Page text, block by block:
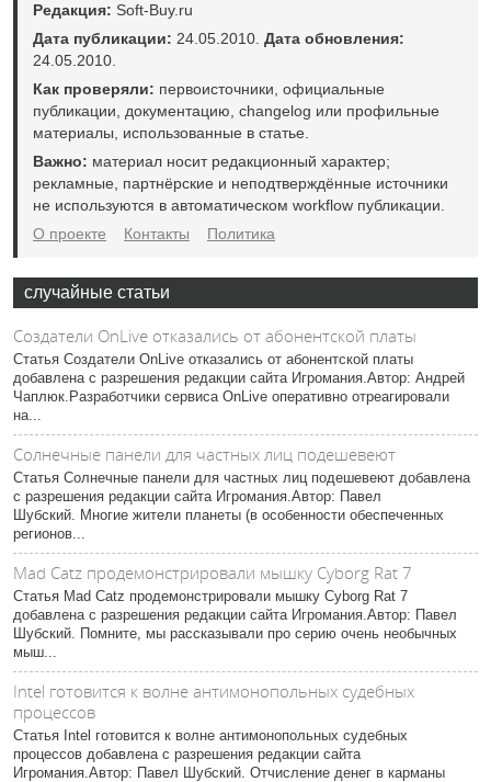
Редакция: Soft-Buy.ru
Дата публикации: 24.05.2010. Дата обновления:
24.05.2010.
Как проверяли: первоисточники, официальные
публикации, документацию, changelog или профильные
материалы, использованные в статье.
Важно: материал носит редакционный характер;
рекламные, партнёрские и неподтверждённые источники
не используются в автоматическом workflow публикации.
О проекте
Контакты Политика
случайные статьи
Создатели OnLive отказались от абонентской платы
Статья Создатели OnLive отказались от абонентской платы
добавлена с разрешения редакции сайта Игромания.Автор: Андрей
Чаплюк.Разработчики сервиса OnLive оперативно отреагировали
на...
Солнечные панели для частных лиц подешевеют
Статья Солнечные панели для частных лиц подешевеют добавлена
с разрешения редакции сайта Игромания.Автор: Павел
Шубский. Многие жители планеты (в особенности обеспеченных
регионов...
Mad Catz продемонстрировали мышку Cyborg Rat 7
Статья Mad Catz продемонстрировали мышку Cyborg Rat 7
добавлена с разрешения редакции сайта Игромания.Автор: Павел
Шубский. Помните, мы рассказывали про серию очень необычных
мыш...
Intel готовится к волне антимонопольных судебных
процессов
Статья Intel готовится к волне антимонопольных судебных
процессов добавлена с разрешения редакции сайта
Игромания.Автор: Павел Шубский. Отчисление денег в карманы